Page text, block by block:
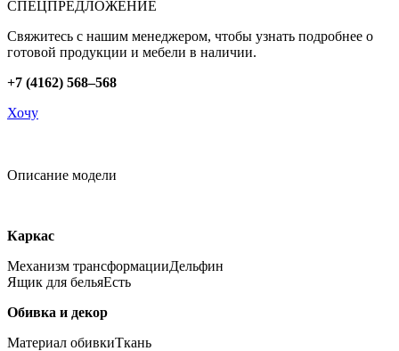
СПЕЦПРЕДЛОЖЕНИЕ
Свяжитесь с нашим менеджером, чтобы узнать подробнее о
готовой продукции и мебели в наличии.
+7 (4162) 568–568
Хочу
Описание модели
Каркас
Механизм трансформацииДельфин
Ящик для бельяЕсть
Обивка и декор
Материал обивкиТкань